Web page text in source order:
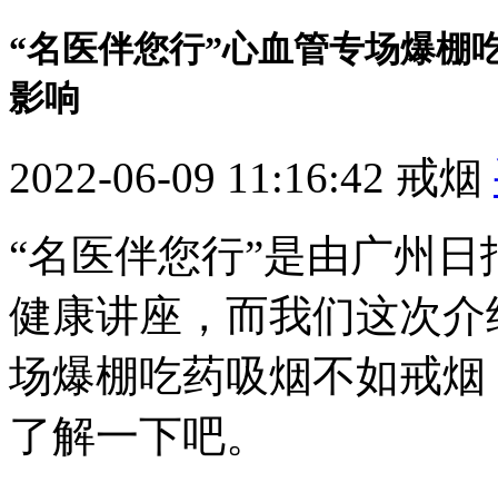
“名医伴您行”心血管专场爆棚
影响
2022-06-09 11:16:42 戒烟
“名医伴您行”是由广州
健康讲座，而我们这次
场爆棚吃药吸烟不如戒
了解一下吧。